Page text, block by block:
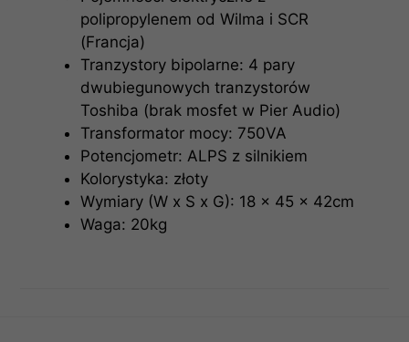
polipropylenem od Wilma i SCR
(Francja)
Tranzystory bipolarne: 4 pary
dwubiegunowych tranzystorów
Toshiba (brak mosfet w Pier Audio)
Transformator mocy: 750VA
Potencjometr: ALPS z silnikiem
Kolorystyka: złoty
Wymiary (W x S x G): 18 x 45 x 42cm
Waga: 20kg